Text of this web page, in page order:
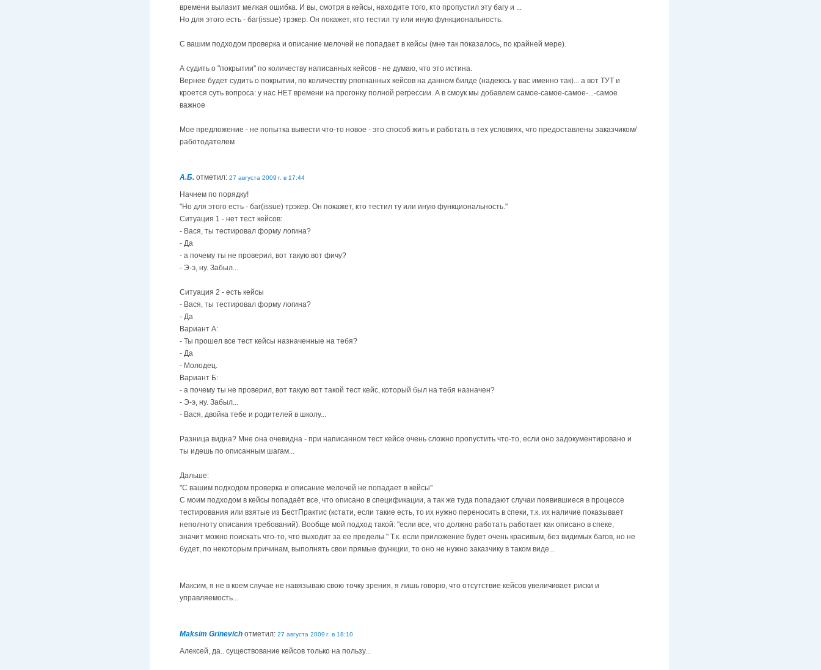
времени вылазит мелкая ошибка. И вы, смотря в кейсы, находите того, кто пропустил эту багу и ...
Но для этого есть - баг(issue) трэкер. Он покажет, кто тестил ту или иную функциональность.
С вашим подходом проверка и описание мелочей не попадает в кейсы (мне так показалось, по крайней мере).
А судить о "покрытии" по количеству написанных кейсов - не думаю, что это истина.
Вернее будет судить о покрытии, по количеству рпогнанных кейсов на данном билде (надеюсь у вас именно так)... а вот ТУТ и
кроется суть вопроса: у нас НЕТ времени на прогонку полной регрессии. А в смоук мы добавлем самое-самое-самое-...-самое
важное
Мое предложение - не попытка вывести что-то новое - это способ жить и работать в тех условиях, что предоставлены заказчиком/
работодателем
А.Б. отметил: 27 августа 2009 г. в 17:44
Начнем по порядку!
"Но для этого есть - баг(issue) трэкер. Он покажет, кто тестил ту или иную функциональность."
Ситуация 1 - нет тест кейсов:
- Вася, ты тестировал форму логина?
- Да
- а почему ты не проверил, вот такую вот фичу?
- Э-э, ну. Забыл...
Ситуация 2 - есть кейсы
- Вася, ты тестировал форму логина?
- Да
Вариант А:
- Ты прошел все тест кейсы назначенные на тебя?
- Да
- Молодец.
Вариант Б:
- а почему ты не проверил, вот такую вот такой тест кейс, который был на тебя назначен?
- Э-э, ну. Забыл...
- Вася, двойка тебе и родителей в школу...
Разница видна? Мне она очевидна - при написанном тест кейсе очень сложно пропустить что-то, если оно задокументировано и
ты идешь по описанным шагам...
Дальше:
"С вашим подходом проверка и описание мелочей не попадает в кейсы"
С моим подходом в кейсы попадаёт все, что описано в спецификации, а так же туда попадают случаи появившиеся в процессе
тестирования или взятые из БестПрактис (кстати, если такие есть, то их нужно переносить в спеки, т.к. их наличие показывает
неполноту описания требований). Вообще мой подход такой: "если все, что должно работать работает как описано в спеке,
значит можно поискать что-то, что выходит за ее пределы." Т.к. если приложение будет очень красивым, без видимых багов, но не
будет, по некоторым причинам, выполнять свои прямые функции, то оно не нужно заказчику в таком виде...
Максим, я не в коем случае не навязываю свою точку зрения, я лишь говорю, что отсутствие кейсов увеличивает риски и
управляемость...
Maksim Grinevich отметил: 27 августа 2009 г. в 18:10
Алексей, да.. существование кейсов только на пользу...